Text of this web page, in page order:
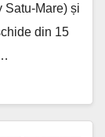
Satu-Mare) și
din 15